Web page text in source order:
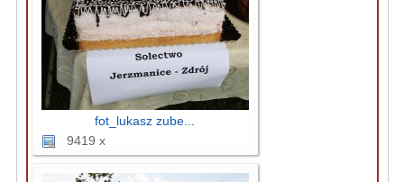
fot_lukasz zube...
9419 x